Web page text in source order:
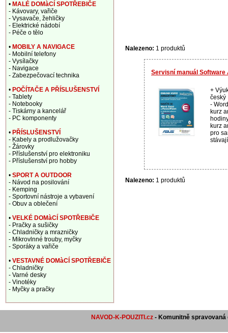
Nalezeno: 1 produktů
Servisní manuál Software
+
český
-
kurz
kurz
pro
Nalezeno: 1 produktů
• MALÉ DOMàCÍ SPOTŘEBIČE
- Kávovary, vařiče
- Vysavače, žehličky
- Elektrické nádobí
- Péče o tělo
• MOBILY A NAVIGACE
- Mobilní telefony
- Vysílačky
- Navigace
- Zabezpečovací technika
• POČÍTAČE A PŘÍSLUŠENSTVÍ
- Tablety
- Notebooky
- Tiskárny a kancelář
- PC komponenty
• PŘÍSLUŠENSTVÍ
- Kabely a prodlužovačky
- Žárovky
- Příslušenství pro elektroniku
- Příslušenství pro hobby
• SPORT A OUTDOOR
- Návod na posilování
- Kemping
- Sportovní nástroje a vybavení
- Obuv a oblečení
• VELKÉ DOMàCÍ SPOTŘEBIČE
- Pračky a sušičky
- Chladničky a mrazničky
- Mikrovlnné trouby, myčky
- Sporáky a vařiče
• VESTAVNÉ DOMàCÍ SPOTŘEBIČE
- Chladničky
- Varné desky
- Vinotéky
- Myčky a pračky
NAVOD-K-POUZITI.cz - Komunitně